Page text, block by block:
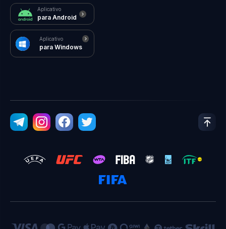
Aplicativo
para Android
Aplicativo
para Windows